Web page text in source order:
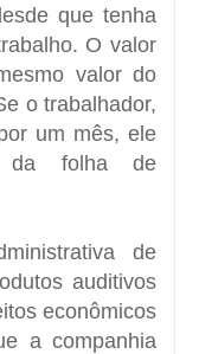
que tenha
O valor
valor do
o trabalhador,
um mês, ele
da folha de
de
auditivos
econômicos
a companhia